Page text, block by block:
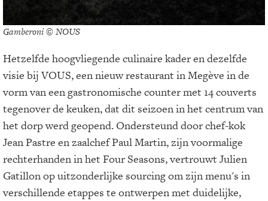
Gamberoni © NOUS
Hetzelfde hoogvliegende culinaire kader en dezelfde
visie bij VOUS, een nieuw restaurant in Megève in de
vorm van een gastronomische counter met 14 couverts
tegenover de keuken, dat dit seizoen in het centrum van
het dorp werd geopend. Ondersteund door chef-kok
Jean Pastre en zaalchef Paul Martin, zijn voormalige
rechterhanden in het Four Seasons, vertrouwt Julien
Gatillon op uitzonderlijke sourcing om zijn menu's in
verschillende etappes te ontwerpen met duidelijke,